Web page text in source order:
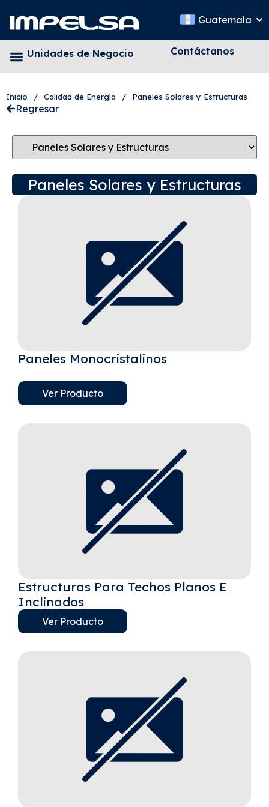
Guatemala
Unidades de Negocio Contáctanos
Inicio / Calidad de Energía / Paneles Solares y Estructuras
Regresar
Paneles Solares y Estructuras
Paneles Monocristalinos
Ver Producto
Estructuras Para Techos Planos E
Inclinados
Ver Producto